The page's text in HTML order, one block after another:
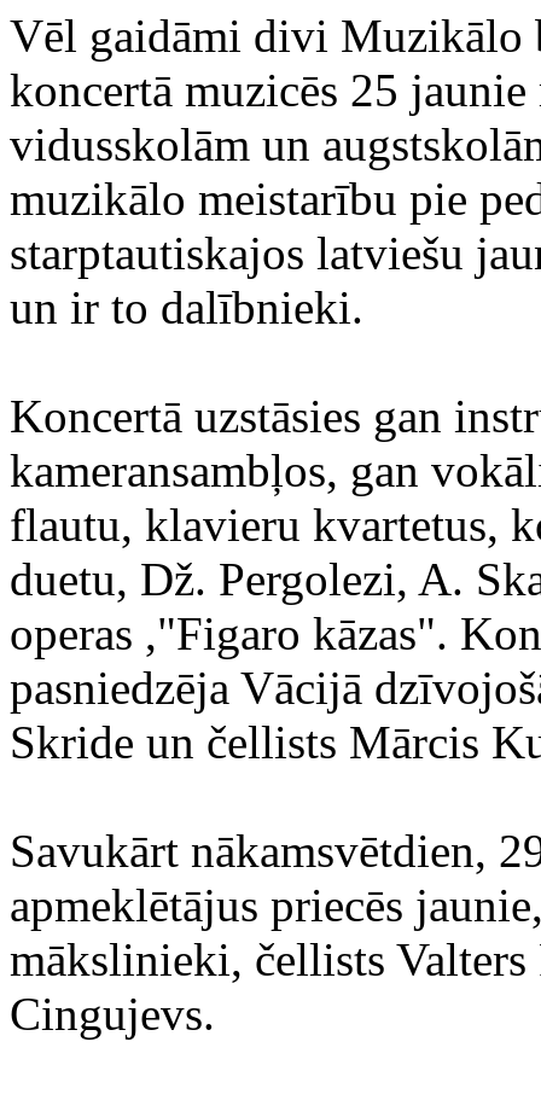
Vēl gaidāmi divi Muzikālo
koncertā muzicēs 25
vidusskolām un
muzikālo meistarību pie
starptautiskajos latviešu
un ir to dalībnieki.
Koncertā uzstāsies gan
kameransambļos, gan
flautu, klavieru kvartetus,
duetu, Dž. Pergolezi, A.
operas ,"Figaro kāzas".
pasniedzēja Vācijā
Skride un čellists Mārcis
Savukārt nākamsvētdien,
apmeklētājus priecēs
mākslinieki, čellists
Cingujevs.